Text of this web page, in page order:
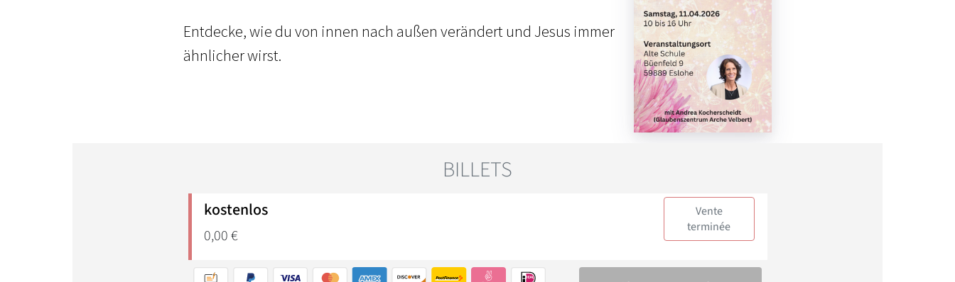
Entdecke, wie du von innen nach außen verändert und Jesus immer
ähnlicher wirst.